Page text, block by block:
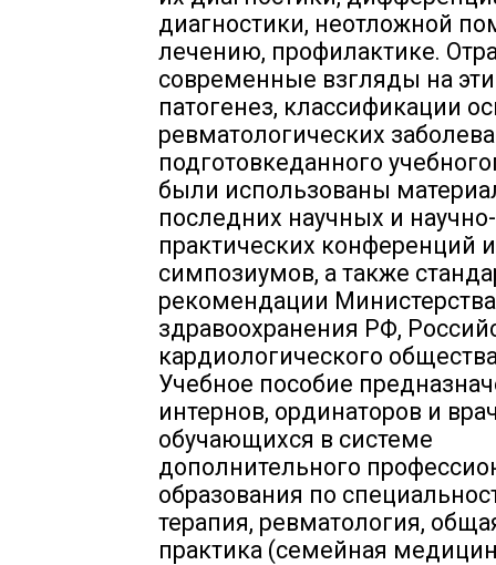
диагностики, неотложной
лечению, профилактике.
современные взгляды на
патогенез, классификации
ревматологических
подготовкеданного
были использованы
последних научных и научно-
практических конференций и
симпозиумов, а также
рекомендации Министерства
здравоохранения РФ,
кардиологического
Учебное пособие
интернов, ординаторов и
обучающихся в системе
дополнительного
образования по
терапия, ревматология,
практика (семейная